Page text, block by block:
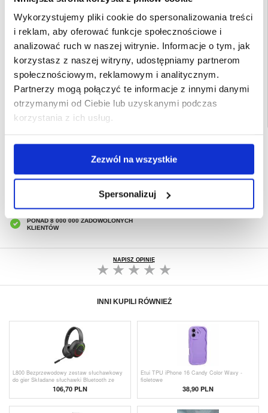
Wykorzystujemy pliki cookie do spersonalizowania treści
i reklam, aby oferować funkcje społecznościowe i
analizować ruch w naszej witrynie. Informacje o tym, jak
korzystasz z naszej witryny, udostępniamy partnerom
społecznościowym, reklamowym i analitycznym.
Partnerzy mogą połączyć te informacje z innymi danymi
otrzymanymi od Ciebie lub uzyskanymi podczas
korzystania z ich usług.
Zezwól na wszystkie
Spersonalizuj
- Wykonane z wysokiej jakości materiałów: plastiku, TPU i metalu
Przeznaczenie:Motorola Edge 60 Fusion
Opakowanie: Zastępcze
Powiązane kategorie:
Akcesoria do telefonów Etui & Akcesoria Motorola
Motorola Edge 60 Fusion Etui & Akcesoria
OBSŁUGA TELEFONICZNA
PONAD 8 000 000 ZADOWOLONYCH
KLIENTÓW
NAPISZ OPINIĘ
INNI KUPILI RÓWNIEŻ
L800 Bezprzewodowy zestaw słuchawkowy
do gier Składane słuchawki Bluetooth ze
światłami LED / mikrofonem - czarne
106,70 PLN
Etui TPU iPhone 16 Candy Color Wavy -
fioletowe
38,90 PLN